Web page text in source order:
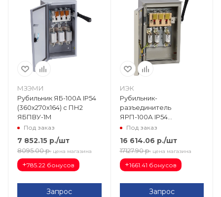
МЗЭМИ
Рубильник ЯБ-100А IP54
(360х270х164) с ПН2
ЯБПВУ-1М
Под заказ
7 852.15 р./шт
8095.00 р. цена магазина
+785.22 бонусов
Запрос
ИЭК
Рубильник-
разъединитель
ЯРП-100А IP54
(380х240х150) YARP-100-
Под заказ
16 614.06 р./шт
17127.90 р. цена магазина
+1661.41 бонусов
Запрос